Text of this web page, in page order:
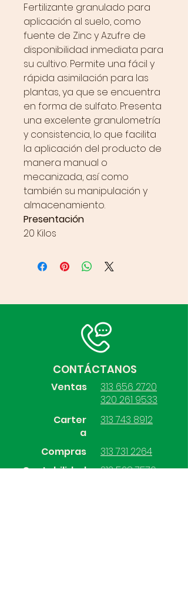
Fertilizante granulado para
aplicación al suelo, como
fuente de Zinc y Azufre de
disponibilidad inmediata para
su cultivo. Permite una fácil y
rápida asimilación para las
plantas, ya que se encuentra
en forma de sulfato. Presenta
una excelente granulometría
y consistencia, lo que facilita
la aplicación del producto de
manera manual o
mecanizada, así como
también su manipulación y
almacenamiento.
Presentación
20 Kilos
CONTÁCTANOS
Ventas
313 656 2720
320 261 9533
Carter
a
Compras
Contabilidad
313 743 8912
313 731 2264
313 528 7570